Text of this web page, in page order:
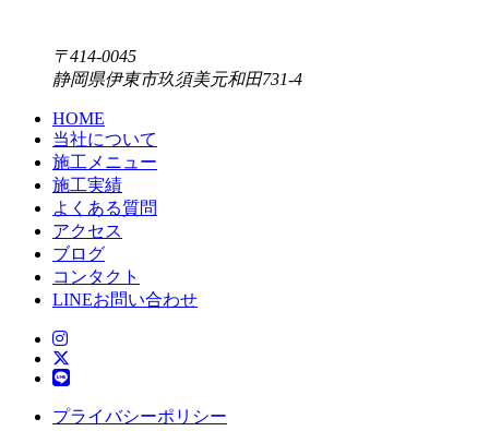
〒414-0045
静岡県伊東市玖須美元和田731-4
HOME
当社について
施工メニュー
施工実績
よくある質問
アクセス
ブログ
コンタクト
LINEお問い合わせ
プライバシーポリシー